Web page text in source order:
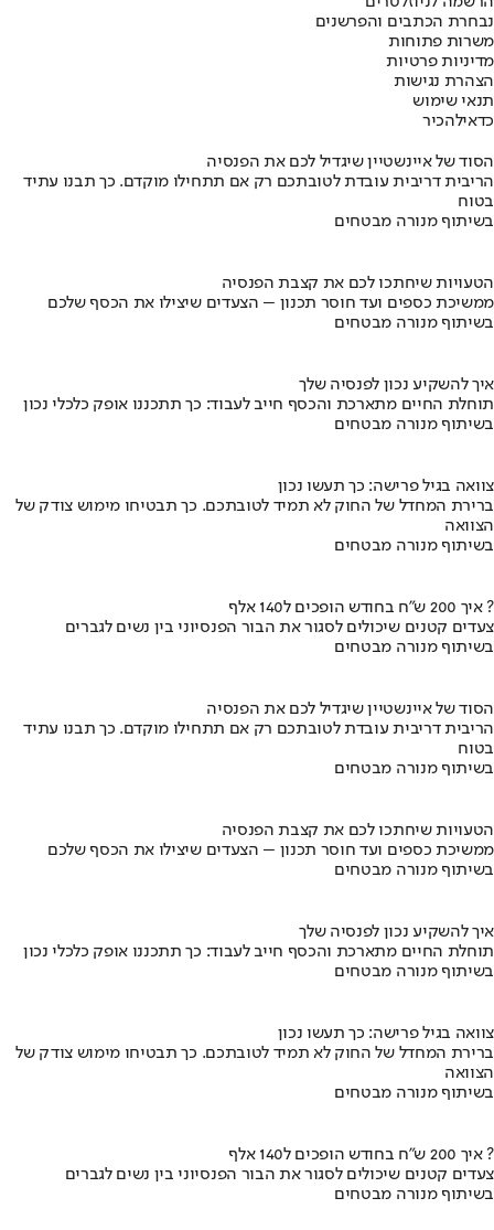
נבחרת הכתבים והפרשנים
משרות פתוחות
מדיניות פרטיות
הצהרת נגישות
תנאי שימוש
כדאילהכיר
הסוד של איינשטיין שיגדיל לכם את הפנסיה
הריבית דריבית עובדת לטובתכם רק אם תתחילו מוקדם. כך תבנו עתיד
בטוח
בשיתוף מנורה מבטחים
הטעויות שיחתכו לכם את קצבת הפנסיה
ממשיכת כספים ועד חוסר תכנון – הצעדים שיצילו את הכסף שלכם
בשיתוף מנורה מבטחים
איך להשקיע נכון לפנסיה שלך
תוחלת החיים מתארכת והכסף חייב לעבוד: כך תתכננו אופק כלכלי נכון
בשיתוף מנורה מבטחים
צוואה בגיל פרישה: כך תעשו נכון
ברירת המחדל של החוק לא תמיד לטובתכם. כך תבטיחו מימוש צודק של
הצוואה
בשיתוף מנורה מבטחים
איך 200 ש"ח בחודש הופכים ל140 אלף ?
צעדים קטנים שיכולים לסגור את הבור הפנסיוני בין נשים לגברים
בשיתוף מנורה מבטחים
הסוד של איינשטיין שיגדיל לכם את הפנסיה
הריבית דריבית עובדת לטובתכם רק אם תתחילו מוקדם. כך תבנו עתיד
בטוח
בשיתוף מנורה מבטחים
הטעויות שיחתכו לכם את קצבת הפנסיה
ממשיכת כספים ועד חוסר תכנון – הצעדים שיצילו את הכסף שלכם
בשיתוף מנורה מבטחים
איך להשקיע נכון לפנסיה שלך
תוחלת החיים מתארכת והכסף חייב לעבוד: כך תתכננו אופק כלכלי נכון
בשיתוף מנורה מבטחים
צוואה בגיל פרישה: כך תעשו נכון
ברירת המחדל של החוק לא תמיד לטובתכם. כך תבטיחו מימוש צודק של
הצוואה
בשיתוף מנורה מבטחים
איך 200 ש"ח בחודש הופכים ל140 אלף ?
צעדים קטנים שיכולים לסגור את הבור הפנסיוני בין נשים לגברים
בשיתוף מנורה מבטחים